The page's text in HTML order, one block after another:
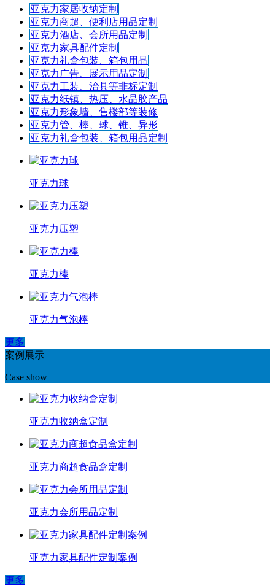
亚克力家居收纳定制
亚克力商超、便利店用品定制
亚克力酒店、会所用品定制
亚克力家具配件定制
亚克力礼盒包装、箱包用品
亚克力广告、展示用品定制
亚克力工装、治具等非标定制
亚克力纸镇、热压、水晶胶产品
亚克力形象墙、售楼部等装修
亚克力管、棒、球、锥、异形
亚克力礼盒包装、箱包用品定制
亚克力球
亚克力压塑
亚克力棒
亚克力气泡棒
更多
案例展示
Case show
亚克力收纳盒定制
亚克力商超食品盒定制
亚克力会所用品定制
亚克力家具配件定制案例
更多